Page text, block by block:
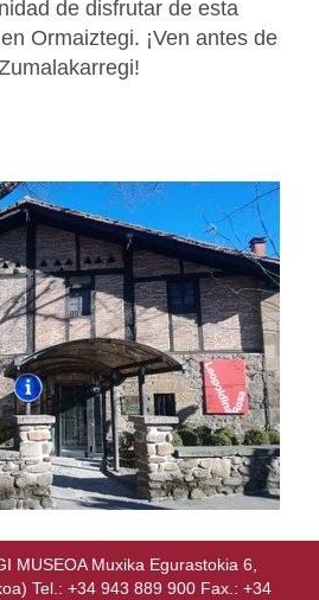
de disfrutar de esta
Ormaiztegi. ¡Ven antes de
MUSEOA Muxika Egurastokia 6,
Tel.: +34 943 889 900 Fax.: +34